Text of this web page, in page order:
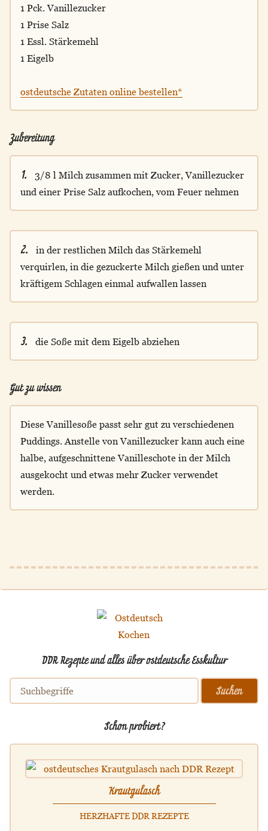
1 Pck. Vanillezucker
1 Prise Salz
1 Essl. Stärkemehl
1 Eigelb
ostdeutsche Zutaten online bestellen*
Zubereitung
1.
3/8 l Milch zusammen mit Zucker, Vanillezucker
und einer Prise Salz aufkochen, vom Feuer nehmen
2.
in der restlichen Milch das Stärkemehl
verquirlen, in die gezuckerte Milch gießen und unter
kräftigem Schlagen einmal aufwallen lassen
3. die Soße mit dem Eigelb abziehen
Gut zu wissen
Diese Vanillesoße passt sehr gut zu verschiedenen
Puddings. Anstelle von Vanillezucker kann auch eine
halbe, aufgeschnittene Vanilleschote in der Milch
ausgekocht und etwas mehr Zucker verwendet
werden.
DDR Rezepte und alles über ostdeutsche Esskultur
Schon probiert?
Krautgulasch
HERZHAFTE DDR REZEPTE